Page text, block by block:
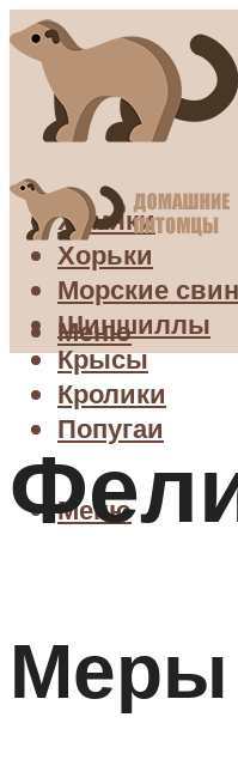
Хомяки
Хорьки
Морские
Шиншиллы
Крысы
Кролики
Попугаи
Меню
Меню
Меры